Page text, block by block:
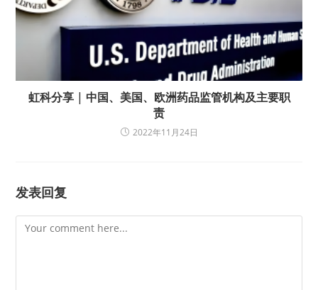
虹科分享 | 中国、美国、欧洲药品监管机构及主要职
责
2022年11月24日
发表回复